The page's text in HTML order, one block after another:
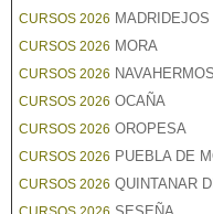
CURSOS 2026 MADRIDEJOS
CURSOS 2026 MORA
CURSOS 2026
CURSOS 2026 OCAÑA
CURSOS 2026 OROPESA
CURSOS 2026 PUEBLA DE
CURSOS 2026 QUINTANAR